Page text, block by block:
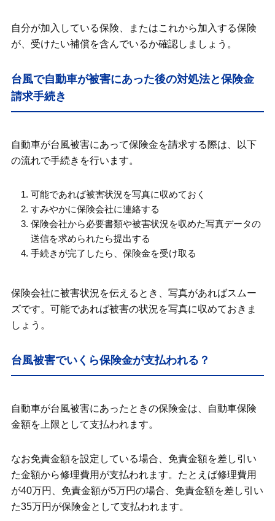
自分が加入している保険、またはこれから加入する保険
が、受けたい補償を含んでいるか確認しましょう。
台風で自動車が被害にあった後の対処法と保険金
請求手続き
自動車が台風被害にあって保険金を請求する際は、以下
の流れで手続きを行います。
可能であれば被害状況を写真に収めておく
すみやかに保険会社に連絡する
保険会社から必要書類や被害状況を収めた写真データの
送信を求められたら提出する
手続きが完了したら、保険金を受け取る
保険会社に被害状況を伝えるとき、写真があればスムー
ズです。可能であれば被害の状況を写真に収めておきま
しょう。
台風被害でいくら保険金が支払われる？
自動車が台風被害にあったときの保険金は、自動車保険
金額を上限として支払われます。
なお免責金額を設定している場合、免責金額を差し引い
た金額から修理費用が支払われます。たとえば修理費用
が40万円、免責金額が5万円の場合、免責金額を差し引い
た35万円が保険金として支払われます。